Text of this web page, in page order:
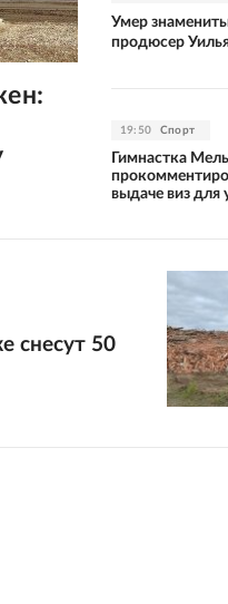
Умер
продюсер
19:50 Спорт
Гимнастка
выдаче виз для
снесут 50